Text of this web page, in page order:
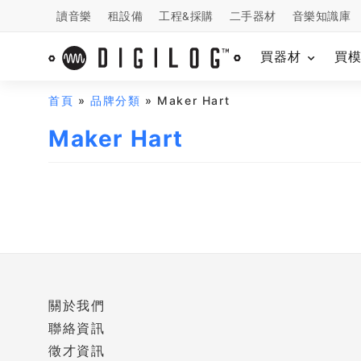
讀音樂 租設備 工程&採購 二手器材 音樂知識庫
買器材 買
首頁 »品牌分類 » Maker Hart
Maker Hart
關於我們
聯絡資訊
徵才資訊